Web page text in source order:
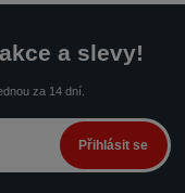
a slevy!
za 14 dní.
Přihlásit se